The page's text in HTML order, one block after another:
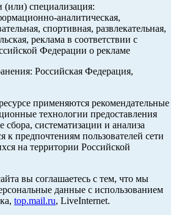
(или) специализация:
аналитическая,
спортивная, развлекательная,
реклама в соответствии с
Федерации о рекламе
Российская Федерация,
применяются рекомендательные
технологии предоставления
систематизации и анализа
к предпочтениям пользователей сети
на территории Российской
вы соглашаетесь с тем, что мы
данные с использованием
top.mail.ru, LiveInternet.